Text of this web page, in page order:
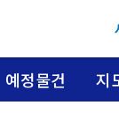
예정물건 지